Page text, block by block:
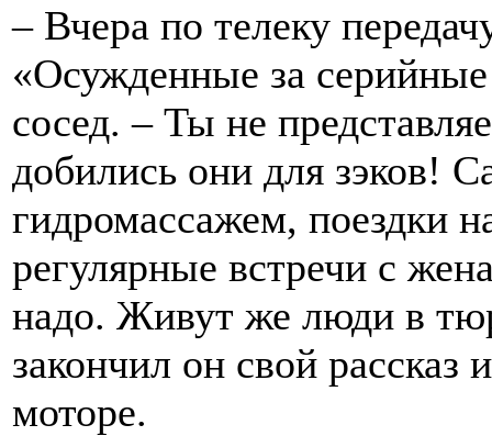
– Вчера по телеку
«Осужденные за
сосед. – Ты не
добились они для зэков!
гидромассажем, поездки
регулярные встречи с
надо. Живут же люди в
закончил он свой рассказ
моторе.